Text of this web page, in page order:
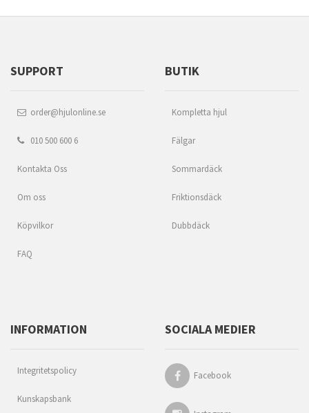
SUPPORT
order@hjulonline.se
010 500 600 6
Kontakta Oss
Om oss
Köpvilkor
FAQ
BUTIK
Kompletta hjul
Fälgar
Sommardäck
Friktionsdäck
Dubbdäck
INFORMATION
Integritetspolicy
Kunskapsbank
SOCIALA MEDIER
Facebook